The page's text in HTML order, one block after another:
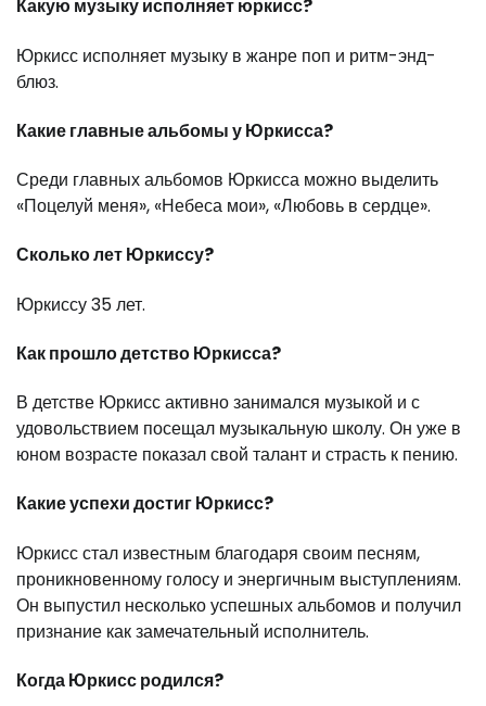
Какую музыку исполняет юркисс?
Юркисс исполняет музыку в жанре поп и ритм-энд-
блюз.
Какие главные альбомы у Юркисса?
Среди главных альбомов Юркисса можно выделить
«Поцелуй меня», «Небеса мои», «Любовь в сердце».
Сколько лет Юркиссу?
Юркиссу 35 лет.
Как прошло детство Юркисса?
В детстве Юркисс активно занимался музыкой и с
удовольствием посещал музыкальную школу. Он уже в
юном возрасте показал свой талант и страсть к пению.
Какие успехи достиг Юркисс?
Юркисс стал известным благодаря своим песням,
проникновенному голосу и энергичным выступлениям.
Он выпустил несколько успешных альбомов и получил
признание как замечательный исполнитель.
Когда Юркисс родился?